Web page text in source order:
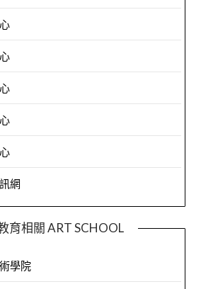
網
育相關 ART SCHOOL
學院